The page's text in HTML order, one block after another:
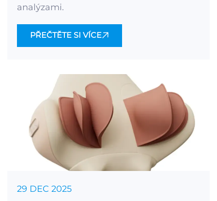
analýzami.
PŘEČTĚTE SI VÍCE
29 DEC 2025